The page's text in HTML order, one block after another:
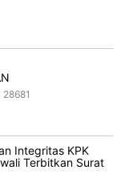
28681
Integritas KPK
Terbitkan Surat